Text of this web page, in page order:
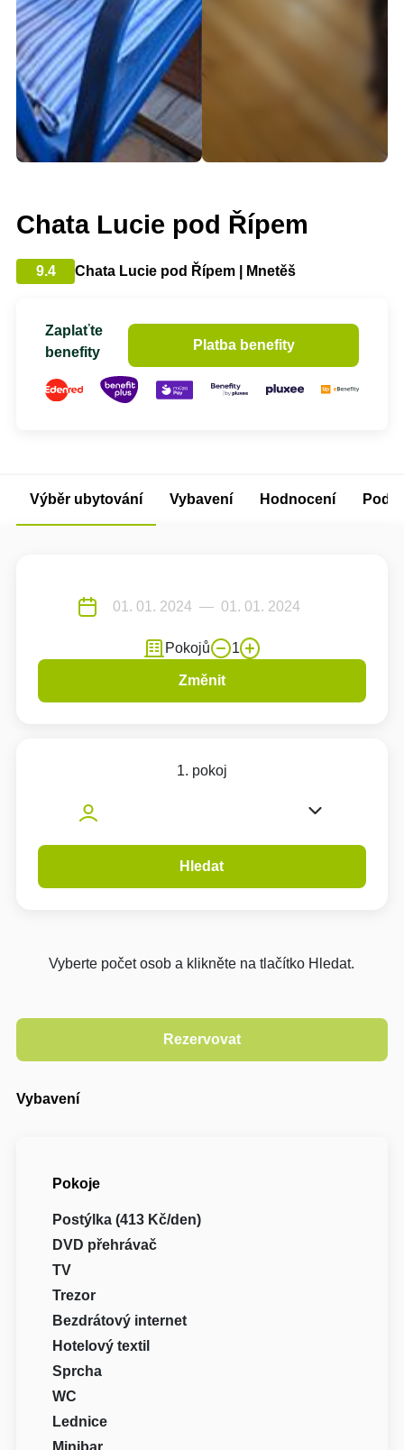
Chata Lucie pod Řípem
9.4 Chata Lucie pod Řípem | Mnetěš
Zaplaťte
benefity
Platba benefity
Výběr ubytování Vybavení Hodnocení
Pokojů 1
Změnit
1. pokoj
Hledat
Vyberte počet osob a klikněte na tlačítko Hledat.
Vybavení
Pokoje
Postýlka (413 Kč/den)
DVD přehrávač
TV
Trezor
Bezdrátový internet
Hotelový textil
Sprcha
WC
Lednice